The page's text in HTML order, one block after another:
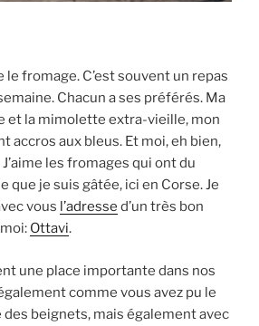
fromage. C’est souvent un repas
Chacun a ses préférés. Ma
et la mimolette extra-vieille, mon
accros aux bleus. Et moi, eh bien,
les fromages qui ont du
que je suis gâtée, ici en Corse. Je
vous l’adresse d’un très bon
Ottavi.
une place importante dans nos
comme vous avez pu le
beignets, mais également avec